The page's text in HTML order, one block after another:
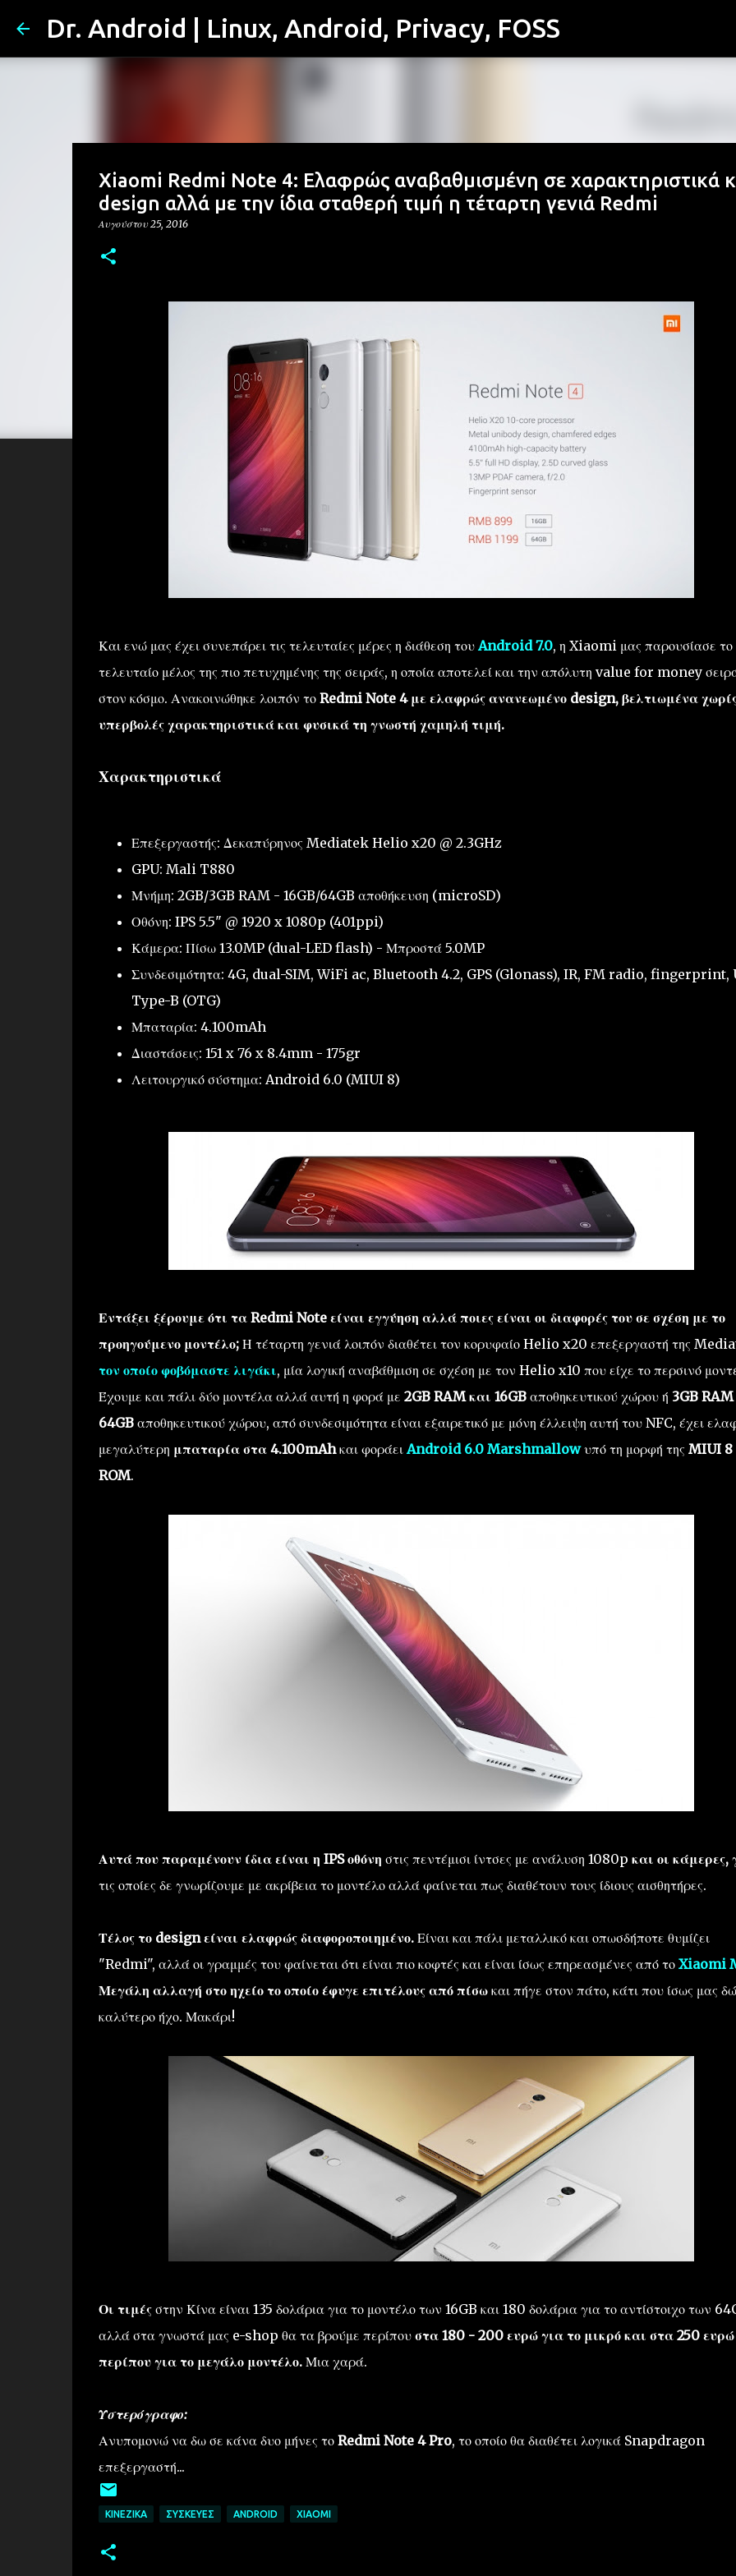
Μετάβαση στο κύριο περιεχόμενο
Dr. Android | Linux, Android, Privacy, FOSS
Xiaomi Redmi Note 4: Ελαφρώς αναβαθμισμένη σε χαρακτηριστικά
design αλλά με την ίδια σταθερή τιμή η τέταρτη γενιά Redmi
Αυγούστου 25, 2016
Και ενώ μας έχει συνεπάρει τις τελευταίες μέρες η διάθεση τουAndroid 7.0, η Xiaomi μας παρουσίασε το
τελευταίο μέλος της πιο πετυχημένης της σειράς, η οποία αποτελεί και την απόλυτη value for money
στον κόσμο. Ανακοινώθηκε λοιπόν το Redmi Note 4 με ελαφρώς ανανεωμένο design, βελτιωμένα
υπερβολές χαρακτηριστικά και φυσικά τη γνωστή χαμηλή τιμή.
Χαρακτηριστικά
Επεξεργαστής: Δεκαπύρηνος Mediatek Helio x20 @ 2.3GHz
GPU: Mali T880
Μνήμη: 2GB/3GB RAM - 16GB/64GB αποθήκευση (microSD)
Οθόνη: IPS 5.5" @ 1920 x 1080p (401ppi)
Κάμερα: Πίσω 13.0MP (dual-LED flash) - Μπροστά 5.0MP
Συνδεσιμότητα: 4G, dual-SIM, WiFi ac, Bluetooth 4.2, GPS (Glonass), IR, FM radio, fingerprint,
Type-B (OTG)
Μπαταρία: 4.100mAh
Διαστάσεις: 151 x 76 x 8.4mm - 175gr
Λειτουργικό σύστημα: Android 6.0 (MIUI 8)
Εντάξει ξέρουμε ότι τα Redmi Note είναι εγγύηση αλλά ποιες είναι οι διαφορές του σε σχέση με το
προηγούμενο μοντέλο;Η τέταρτη γενιά λοιπόν διαθέτει τον κορυφαίο Helio x20 επεξεργαστή της
τον οποίο φοβόμαστε λιγάκι, μία λογική αναβάθμιση σε σχέση με τον Helio x10 που είχε το περσινό
Έχουμε και πάλι δύο μοντέλα αλλά αυτή η φορά με 2GB RAM και 16GBαποθηκευτικού χώρου ή 3GB RAM
64GBαποθηκευτικού χώρου, από συνδεσιμότητα είναι εξαιρετικό με μόνη έλλειψη αυτή του NFC, έχει
μεγαλύτερη μπαταρία στα 4.100mAhκαι φοράειAndroid 6.0 Marshmallowυπό τη μορφή της MIUI 8
ROM.
Αυτά που παραμένουν ίδια είναι η IPS οθόνη στις πεντέμισι ίντσες με ανάλυση 1080p και οι κάμερες,
τις οποίες δε γνωρίζουμε με ακρίβεια το μοντέλο αλλά φαίνεται πως διαθέτουν τους ίδιους αισθητήρες.
Τέλος το design είναι ελαφρώς διαφοροποιημένο.Είναι και πάλι μεταλλικό και οπωσδήποτε θυμίζει
"Redmi", αλλά οι γραμμές του φαίνεται ότι είναι πιο κοφτές και είναι ίσως επηρεασμένες από το Xiaomi
Μεγάλη αλλαγή στο ηχείο το οποίο έφυγε επιτέλους από πίσωκαι πήγε στον πάτο, κάτι που ίσως μας
καλύτερο ήχο. Μακάρι!
Οι τιμέςστην Κίνα είναι 135 δολάρια για το μοντέλο των 16GB και 180 δολάρια για το αντίστοιχο των
αλλά στα γνωστά μας e-shop θα τα βρούμε περίπου στα 180 - 200 ευρώ για το μικρό και στα 250 ευρώ
περίπου για το μεγάλο μοντέλο.Μια χαρά.
Υστερόγραφο:
Ανυπομονώ να δω σε κάνα δυο μήνες το Redmi Note 4 Pro, το οποίο θα διαθέτει λογικά Snapdragon
επεξεργαστή...
ΚΙΝΈΖΙΚΑ ΣΥΣΚΕΥΈΣ ANDROID XIAOMI